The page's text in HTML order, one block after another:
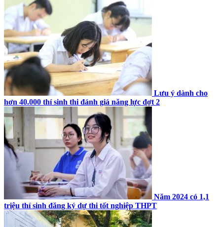
Lưu ý dành cho
hơn 40.000 thí sinh thi đánh giá năng lực đợt 2
Năm 2024 có 1,1
triệu thí sinh đăng ký dự thi tốt nghiệp THPT